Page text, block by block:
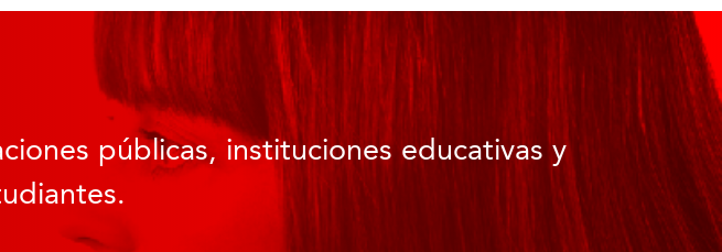
públicas, instituciones educativas y